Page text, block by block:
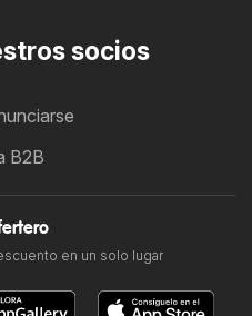
socios
B2B
en un solo lugar